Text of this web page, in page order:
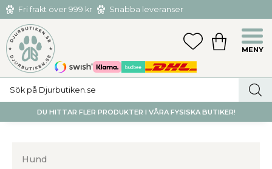
Meny
Fri frakt över 999 kr
Snabba leveranser
Hämta och returnera i butiken i Tumba eller Huddinge C
FAVORITER
KUNDVAGN
DU HITTAR FLER PRODUKTER I VÅRA FYSISKA BUTIKER!
Hund